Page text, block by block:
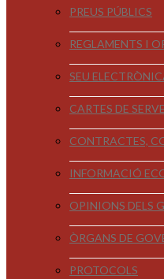
PREUS PÚBLICS
REGLAMENTS I
SEU
CARTES DE
CONTRACTES,
INFORMACIÓ
OPINIONS DELS
ÒRGANS DE
PROTOCOLS